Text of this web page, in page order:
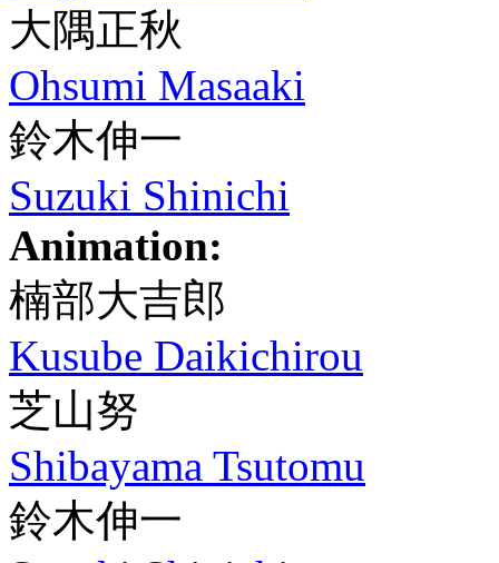
大隅正秋
Ohsumi Masaaki
鈴木伸一
Suzuki Shinichi
Animation:
楠部大吉郎
Kusube Daikichirou
芝山努
Shibayama Tsutomu
鈴木伸一